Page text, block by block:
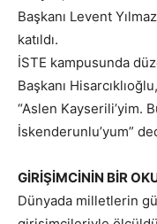
Başkanı Levent
katıldı.
İSTE kampusunda
Başkanı
“Aslen Kayserili’yim.
İskenderunlu’yum”
GİRİŞİMCİNİN BİR
Dünyada milletlerin